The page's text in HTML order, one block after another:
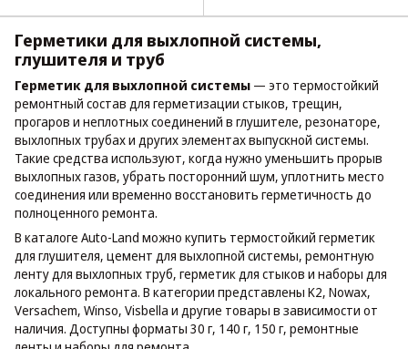
Герметики для выхлопной системы,
глушителя и труб
Герметик для выхлопной системы — это термостойкий
ремонтный состав для герметизации стыков, трещин,
прогаров и неплотных соединений в глушителе, резонаторе,
выхлопных трубах и других элементах выпускной системы.
Такие средства используют, когда нужно уменьшить прорыв
выхлопных газов, убрать посторонний шум, уплотнить место
соединения или временно восстановить герметичность до
полноценного ремонта.
В каталоге Auto-Land можно купить термостойкий герметик
для глушителя, цемент для выхлопной системы, ремонтную
ленту для выхлопных труб, герметик для стыков и наборы для
локального ремонта. В категории представлены K2, Nowax,
Versachem, Winso, Visbella и другие товары в зависимости от
наличия. Доступны форматы 30 г, 140 г, 150 г, ремонтные